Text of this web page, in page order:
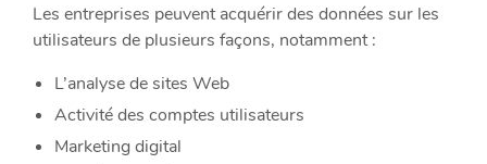
Les entreprises peuvent acquérir des données sur les
utilisateurs de plusieurs façons, notamment :
L’analyse de sites Web
Activité des comptes utilisateurs
Marketing digital